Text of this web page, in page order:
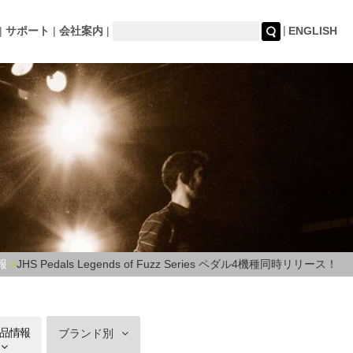
サポート 会社案内 ENGLISH
JHS Pedals Legends of Fuzz Series ペダル4機種同時リリース！
情報 ブランド別